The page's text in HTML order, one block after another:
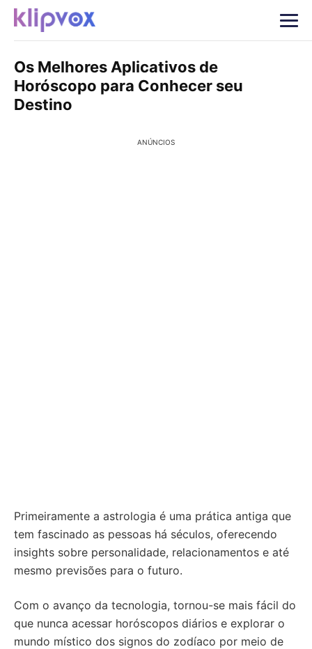
Os Melhores Aplicativos de
Horóscopo para Conhecer seu
Destino
ANÚNCIOS
Primeiramente a astrologia é uma prática antiga que
tem fascinado as pessoas há séculos, oferecendo
insights sobre personalidade, relacionamentos e até
mesmo previsões para o futuro.
Com o avanço da tecnologia, tornou-se mais fácil do
que nunca acessar horóscopos diários e explorar o
mundo místico dos signos do zodíaco por meio de